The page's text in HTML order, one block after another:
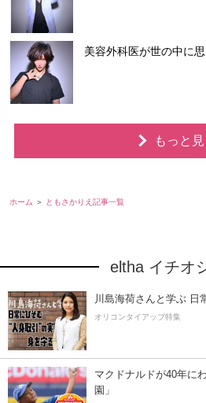
美容外科医が世の中に
もっと見
ホーム ともさかりえ記事一覧
eltha イチオ
川島海荷さんと学ぶ 日
オリコンタイアップ特集
マクドナルドが40年に
園」